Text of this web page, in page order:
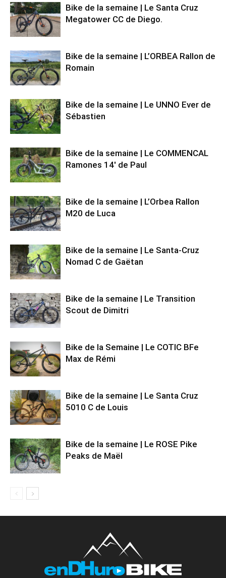
Bike de la semaine | Le Santa Cruz
Megatower CC de Diego.
Bike de la semaine | L’ORBEA Rallon de
Romain
Bike de la semaine | Le UNNO Ever de
Sébastien
Bike de la semaine | Le COMMENCAL
Ramones 14′ de Paul
Bike de la semaine | L’Orbea Rallon
M20 de Luca
Bike de la semaine | Le Santa-Cruz
Nomad C de Gaëtan
Bike de la semaine | Le Transition
Scout de Dimitri
Bike de la Semaine | Le COTIC BFe
Max de Rémi
Bike de la semaine | Le Santa Cruz
5010 C de Louis
Bike de la semaine | Le ROSE Pike
Peaks de Maël